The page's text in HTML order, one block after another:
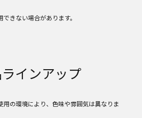
きない場合があります。
インアップ
用の環境により、色味や雰囲気は異なりま